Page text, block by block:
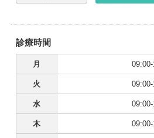
診療時間
月
火
水
木